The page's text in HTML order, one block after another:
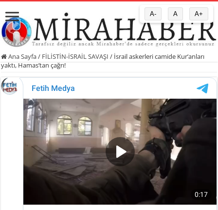
Ana Sayfa/ FİLİSTİN-İSRAİL SAVAŞI / İsrail askerleri camide Kur’anları
yaktı, Hamas’tan çağrı!
A- A A+